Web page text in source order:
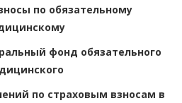
по обязательному
фонд обязательного
по страховым взносам в